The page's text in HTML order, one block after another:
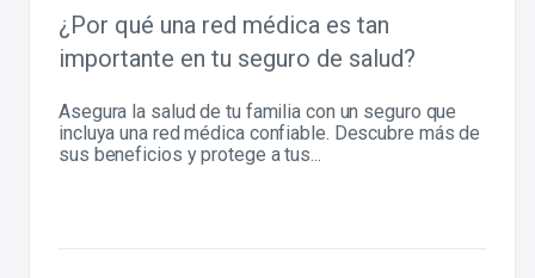
¿Por qué una red médica es tan
importante en tu seguro de salud?
Asegura la salud de tu familia con un seguro que
incluya una red médica confiable. Descubre más de
sus beneficios y protege a tus...